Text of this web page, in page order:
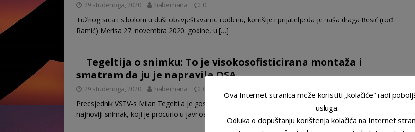
29 studenoga, 2020 haberhana 0
Tužnog srca i s bolom u duši obavještavamo rodbinu, komšije i prijatelje da je naša draga Resić (rođ.
Ramić) Merisa 27. novembra 2020. godine, u […]
Tegeltija o snimku: To je visokosofisticirana montaža i
smatram da ju je napravila OSA
29 studenoga, 2020 haberhana 0
Predsjednik VSTV-s Milan Tegeltija je gostujući u Centralnom dnevniku na Face televiziji kazao da je
najnoviji snimak, koji je procurio u javnost o obećanju imenovanja
Ova Internet stranica može koristiti „kolačiće“ radi
usluga.
Odluka o dopuštanju korištenja kolačića na Internet